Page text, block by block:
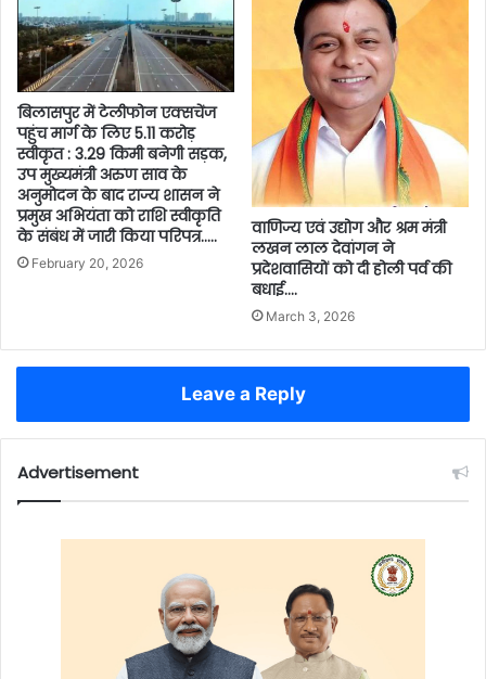
बिलासपुर में टेलीफोन एक्सचेंज
पहुंच मार्ग के लिए 5.11 करोड़
स्वीकृत : 3.29 किमी बनेगी सड़क,
उप मुख्यमंत्री अरुण साव के
अनुमोदन के बाद राज्य शासन ने
प्रमुख अभियंता को राशि स्वीकृति
के संबंध में जारी किया परिपत्र…..
February 20, 2026
वाणिज्य एवं उद्योग और श्रम मंत्री
लखन लाल देवांगन ने
प्रदेशवासियों को दी होली पर्व की
बधाई….
March 3, 2026
Leave a Reply
Advertisement